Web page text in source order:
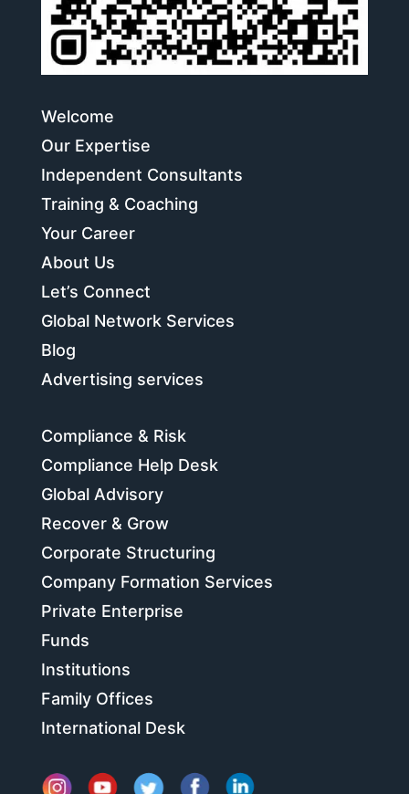
Welcome
Our Expertise
Independent Consultants
Training & Coaching
Your Career
About Us
Let’s Connect
Global Network Services
Blog
Advertising services
Compliance & Risk
Compliance Help Desk
Global Advisory
Recover & Grow
Corporate Structuring
Company Formation Services
Private Enterprise
Funds
Institutions
Family Offices
International Desk